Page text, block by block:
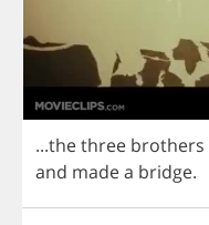
...thethree brothers
and madea bridge.